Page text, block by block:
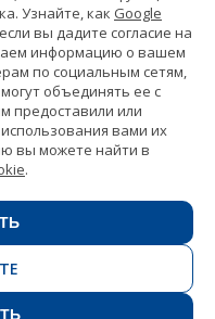
Узнайте, как Google
вы дадите согласие на
информацию о вашем
по социальным сетям,
объединять ее с
предоставили или
вами их
вы можете найти в
.